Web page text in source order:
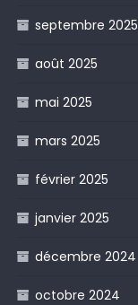
septembre 2025
août 2025
mai 2025
mars 2025
février 2025
janvier 2025
décembre 2024
octobre 2024